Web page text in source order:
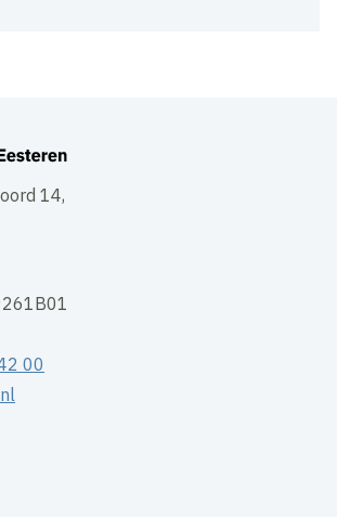
14,
00